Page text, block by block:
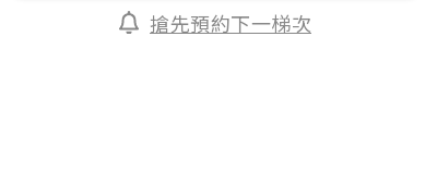
搶先預約下一梯次